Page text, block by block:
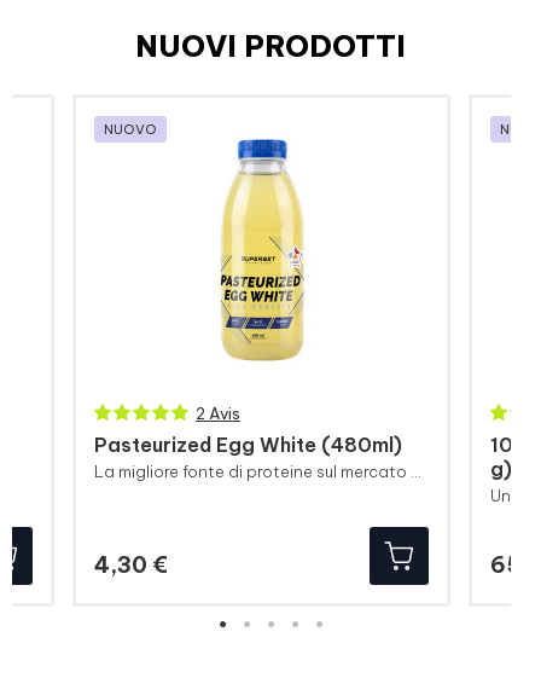
NUOVI PRODOTTI
NUOVO
2 Avis
Pasteurized Egg White (480ml)
4,30 €
g)